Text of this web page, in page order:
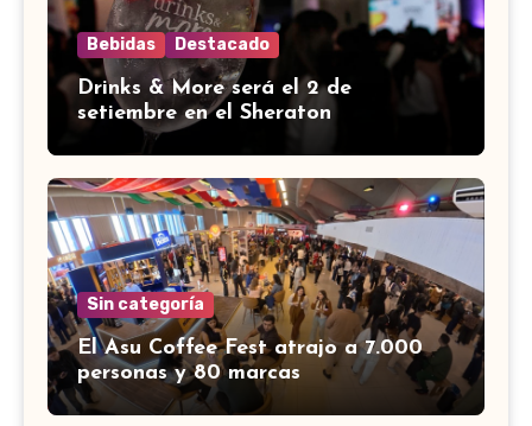
Bebidas Destacado
Drinks & More será el 2 de
setiembre en el Sheraton
Sin categoría
El Asu Coffee Fest atrajo a 7.000
personas y 80 marcas